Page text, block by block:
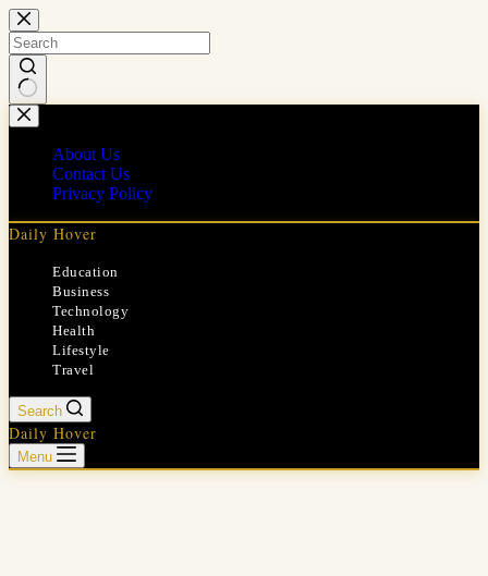
Skip
to
content
No
results
About Us
Contact Us
Privacy Policy
Daily Hover
Education
Business
Technology
Health
Lifestyle
Travel
Search
Daily Hover
Menu